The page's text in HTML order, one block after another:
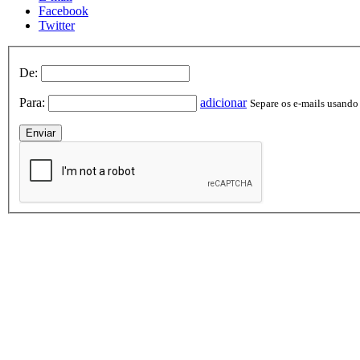
Facebook
Twitter
De:
Para: adicionar Separe os e-mails